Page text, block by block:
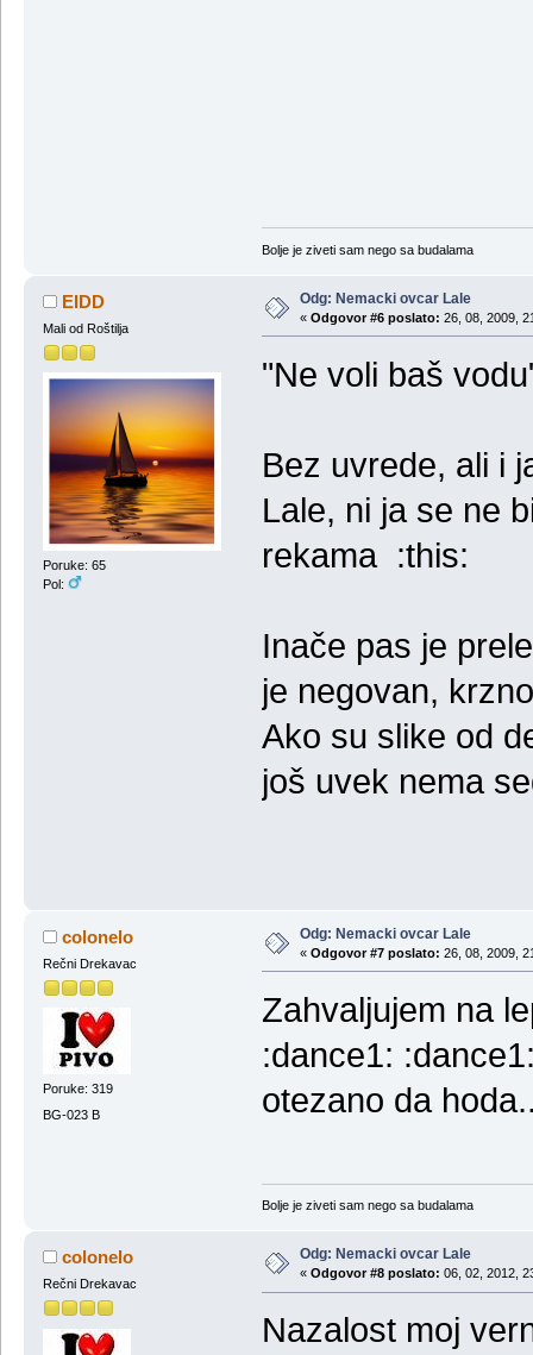
Bolje je ziveti sam nego sa budalama
EIDD
Mali od Roštilja
Poruke: 65
Pol:
Odg: Nemacki ovcar Lale
« Odgovor #6 poslato: 26, 08, 2009,
"Ne voli baš
Bez uvrede, ali i
Lale, ni ja se ne
rekama :this:
Inače pas je
je negovan,
Ako su slike od
još uvek nema
colonelo
Rečni Drekavac
Poruke: 319
BG-023 B
Odg: Nemacki ovcar Lale
« Odgovor #7 poslato: 26, 08, 2009,
Zahvaljujem na
:dance1:
otezano da
Bolje je ziveti sam nego sa budalama
colonelo
Rečni Drekavac
Odg: Nemacki ovcar Lale
« Odgovor #8 poslato: 06, 02, 2012,
Nazalost moj